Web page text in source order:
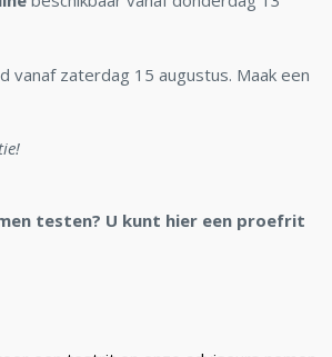
vanaf zaterdag 15 augustus. Maak een
testen? U kunt hier een proefrit